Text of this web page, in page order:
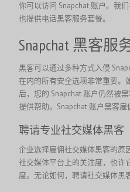
你可以访问 Snapchat 账户。我
也提供电话黑客服务套餐。 .
Snapchat 黑客服
黑客可以通过多种方式入侵
在内的所有安全选项非常重要。
后，您的 Snapchat 账户仍然被
提供帮助。Snapchat 账户黑客雇
聘请专业社交媒体黑客
企业选择雇佣社交媒体黑客的原
社交媒体平台上的关注度，也许
度。无论如何，聘请社交媒体黑